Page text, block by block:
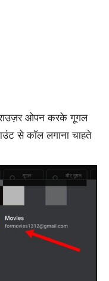
ओपन करके गूगल
से कॉल लगाना चाहते